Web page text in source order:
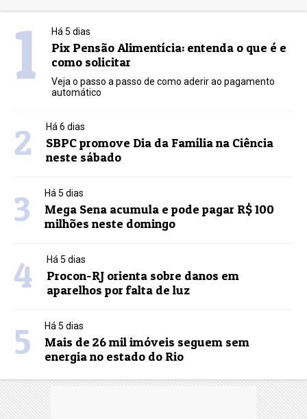
1 Há 5 dias
Pix Pensão Alimentícia: entenda o que é e
como solicitar
Veja o passo a passo de como aderir ao pagamento
automático
2 Há 6 dias
SBPC promove Dia da Família na Ciência
neste sábado
3 Há 5 dias
Mega Sena acumula e pode pagar R$ 100
milhões neste domingo
4 Há 5 dias
Procon-RJ orienta sobre danos em
aparelhos por falta de luz
5 Há 5 dias
Mais de 26 mil imóveis seguem sem
energia no estado do Rio